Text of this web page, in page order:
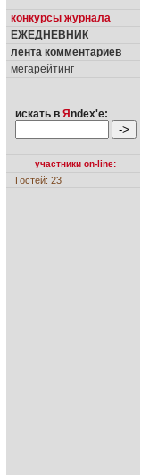
конкурсы журнала
ЕЖЕДНЕВНИК
лента комментариев
мегарейтинг
искать в Я ndex'е:
участники on-line:
Гостей: 23